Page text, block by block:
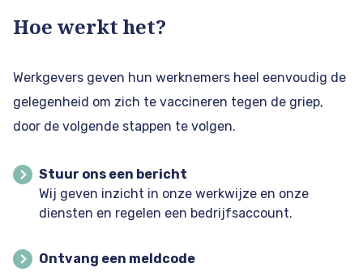
Hoe werkt het?
Werkgevers geven hun werknemers heel eenvoudig de
gelegenheid om zich te vaccineren tegen de griep,
door de volgende stappen te volgen.
Stuur ons een bericht
Wij geven inzicht in onze werkwijze en onze
diensten en regelen een bedrijfsaccount.
Ontvang een meldcode